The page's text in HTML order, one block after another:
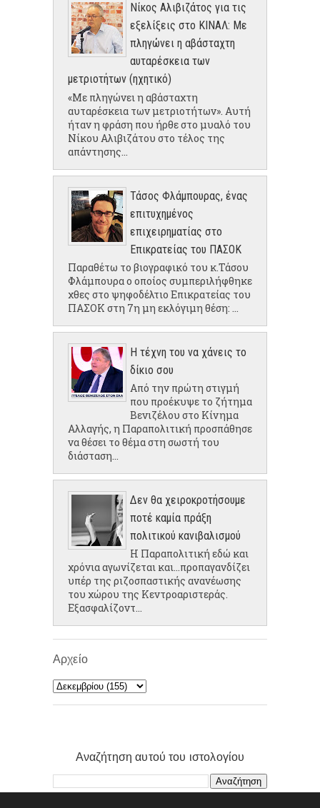
Νίκος Αλιβιζάτος για τις
εξελίξεις στο ΚΙΝΑΛ: Με
πληγώνει η αβάσταχτη
αυταρέσκεια των
μετριοτήτων (ηχητικό)
«Με πληγώνει η αβάσταχτη
αυταρέσκεια των μετριοτήτων». Αυτή
ήταν η φράση που ήρθε στο μυαλό του
Νίκου Αλιβιζάτου στο τέλος της
απάντησης...
Τάσος Φλάμπουρας, ένας
επιτυχημένος
επιχειρηματίας στο
Επικρατείας του ΠΑΣΟΚ
Παραθέτω το βιογραφικό του κ.Τάσου
Φλάμπουρα ο οποίος συμπεριλήφθηκε
χθες στο ψηφοδέλτιο Επικρατείας του
ΠΑΣΟΚ στη 7η μη εκλόγιμη θέση: ...
Η τέχνη του να χάνεις το
δίκιο σου
Από την πρώτη στιγμή
που προέκυψε το ζήτημα
Βενιζέλου στο Κίνημα
Αλλαγής, η Παραπολιτική προσπάθησε
να θέσει το θέμα στη σωστή του
διάσταση...
Δεν θα χειροκροτήσουμε
ποτέ καμία πράξη
πολιτικού κανιβαλισμού
Η Παραπολιτική εδώ και
χρόνια αγωνίζεται και...προπαγανδίζει
υπέρ της ριζοσπαστικής ανανέωσης
του χώρου της Κεντροαριστεράς.
Εξασφαλίζοντ...
Αρχείο
Αναζήτηση αυτού του ιστολογίου